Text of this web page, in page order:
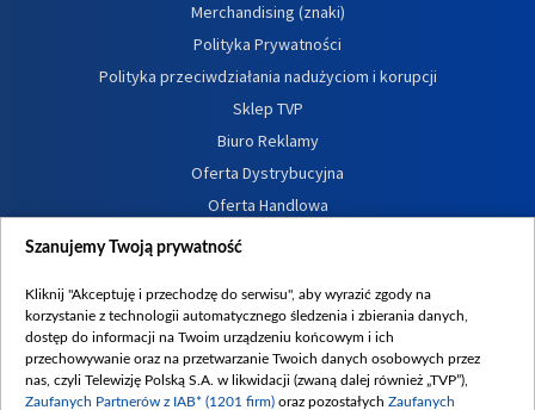
Merchandising (znaki)
Polityka Prywatności
Polityka przeciwdziałania nadużyciom i korupcji
Sklep TVP
Biuro Reklamy
Oferta Dystrybucyjna
Oferta Handlowa
Dostępność
Procedura zgłoszeń wewnętrznych
Szanujemy Twoją prywatność
Kliknij "Akceptuję i przechodzę do serwisu", aby wyrazić zgody na
korzystanie z technologii automatycznego śledzenia i zbierania danych,
dostęp do informacji na Twoim urządzeniu końcowym i ich
przechowywanie oraz na przetwarzanie Twoich danych osobowych przez
nas, czyli Telewizję Polską S.A. w likwidacji (zwaną dalej również „TVP”),
Zaufanych Partnerów z IAB* (1201 firm) oraz pozostałych Zaufanych